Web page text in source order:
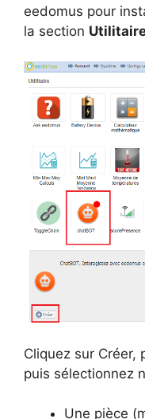
eedomus pour
la section
Cliquez sur Créer,
puis sélectionnez
Une pièce